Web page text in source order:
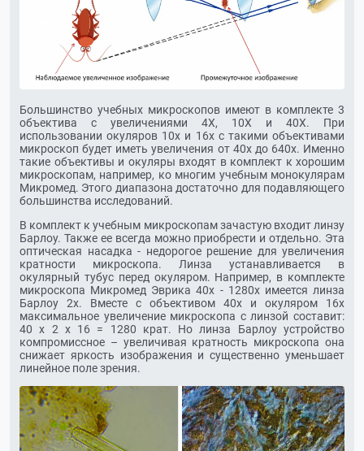
Большинство учебных микроскопов имеют в комплекте 3
объектива с увеличениями 4Х, 10Х и 40Х. При
использовании окуляров 10х и 16х с такими объективами
микроскоп будет иметь увеличения от 40х до 640х. Именно
такие объективы и окуляры входят в комплект к хорошим
микроскопам, например, ко многим учебным монокулярам
Микромед. Этого диапазона достаточно для подавляющего
большинства исследований.
В комплект к учебным микроскопам зачастую входит линзу
Барлоу. Также ее всегда можно приобрести и отдельно. Эта
оптическая насадка - недорогое решение для увеличения
кратности микроскопа. Линза устанавливается в
окулярный тубус перед окуляром. Например, в комплекте
микроскопа Микромед Эврика 40х - 1280х имеется линза
Барлоу 2х. Вместе с объективом 40х и окуляром 16х
максимальное увеличение микроскопа с линзой составит:
40 х 2 х 16 = 1280 крат. Но линза Барлоу устройство
компромиссное – увеличивая кратность микроскопа она
снижает яркость изображения и существенно уменьшает
линейное поле зрения.